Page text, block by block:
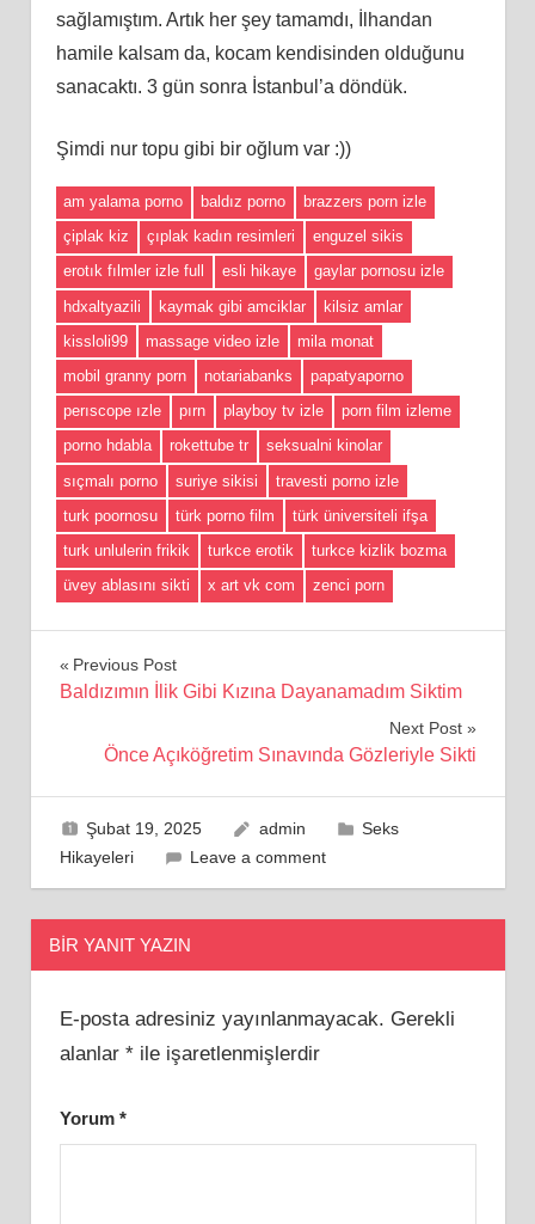
sağlamıştım. Artık her şey tamamdı, İlhandan
hamile kalsam da, kocam kendisinden olduğunu
sanacaktı. 3 gün sonra İstanbul’a döndük.
Şimdi nur topu gibi bir oğlum var :))
am yalama porno baldız porno
brazzers porn izle
çiplak kiz
çıplak kadın resimleri
enguzel sikis
erotık fılmler izle full
esli hikaye
gaylar pornosu izle
hdxaltyazili
kaymak gibi amciklar
kilsiz amlar
kissloli99
massage video izle
mila monat
mobil granny porn
notariabanks
papatyaporno
perıscope ızle
pırn playboy tv izle
porn film izleme
porno hdabla
rokettube tr
seksualni kinolar
sıçmalı porno
suriye sikisi
travesti porno izle
turk poornosu
türk porno film
türk üniversiteli ifşa
turk unlulerin frikik
turkce erotik
turkce kizlik bozma
üvey ablasını sikti
x art vk com zenci porn
Yazı
Previous Post
Baldızımın İlik Gibi Kızına Dayanamadım Siktim
Next Post
Önce Açıköğretim Sınavında Gözleriyle Sikti
Şubat 19, 2025 admin
Seks
Hikayeleri
Leave a comment
BIR YANIT YAZIN
E-posta adresiniz yayınlanmayacak. Gerekli
alanlar *ile işaretlenmişlerdir
Yorum *